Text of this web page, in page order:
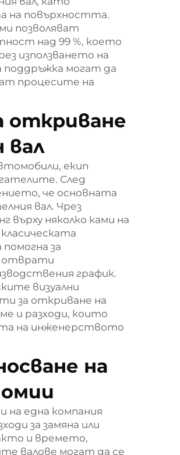
на повърхността.
позволяват
над 99 %, което
използването на
поддръжка могат да
процесите на
откриване
вал
екип
След
че основната
вал. Чрез
върху няколко ками на
за
график.
визуални
за откриване на
и разходи, които
на инженерството
на
на една компания
за замяна или
и времето,
валове могат да се